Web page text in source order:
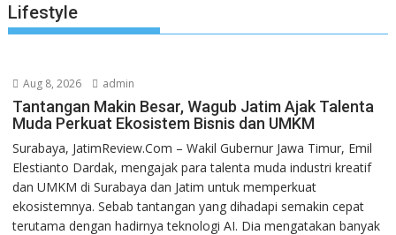
Lifestyle
Aug 8, 2026 admin
Tantangan Makin Besar, Wagub Jatim Ajak Talenta
Muda Perkuat Ekosistem Bisnis dan UMKM
Surabaya, JatimReview.Com – Wakil Gubernur Jawa Timur, Emil
Elestianto Dardak, mengajak para talenta muda industri kreatif
dan UMKM di Surabaya dan Jatim untuk memperkuat
ekosistemnya. Sebab tantangan yang dihadapi semakin cepat
terutama dengan hadirnya teknologi AI. Dia mengatakan banyak